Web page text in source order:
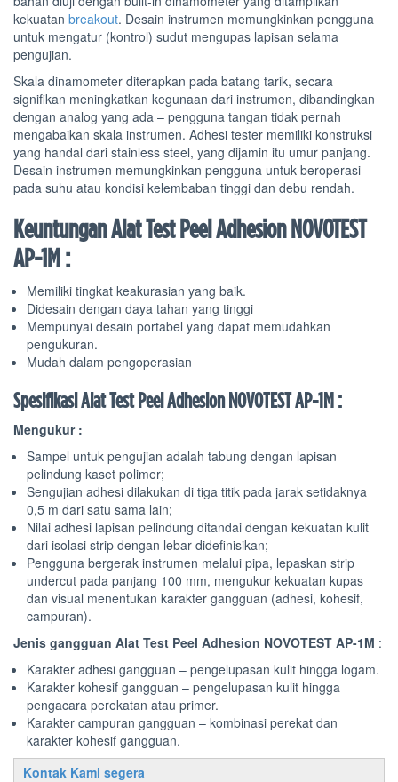
kekuatan breakout. Desain instrumen memungkinkan pengguna
untuk mengatur (kontrol) sudut mengupas lapisan selama
pengujian.
Skala dinamometer diterapkan pada batang tarik, secara
signifikan meningkatkan kegunaan dari instrumen, dibandingkan
dengan analog yang ada – pengguna tangan tidak pernah
mengabaikan skala instrumen. Adhesi tester memiliki konstruksi
yang handal dari stainless steel, yang dijamin itu umur panjang.
Desain instrumen memungkinkan pengguna untuk beroperasi
pada suhu atau kondisi kelembaban tinggi dan debu rendah.
Keuntungan Alat Test Peel Adhesion NOVOTEST
AP-1M :
Memiliki tingkat keakurasian yang baik.
Didesain dengan daya tahan yang tinggi
Mempunyai desain portabel yang dapat memudahkan
pengukuran.
Mudah dalam pengoperasian
Spesifikasi Alat Test Peel Adhesion NOVOTEST AP-1M :
Mengukur :
Sampel untuk pengujian adalah tabung dengan lapisan
pelindung kaset polimer;
Sengujian adhesi dilakukan di tiga titik pada jarak setidaknya
0,5 m dari satu sama lain;
Nilai adhesi lapisan pelindung ditandai dengan kekuatan kulit
dari isolasi strip dengan lebar didefinisikan;
Pengguna bergerak instrumen melalui pipa, lepaskan strip
undercut pada panjang 100 mm, mengukur kekuatan kupas
dan visual menentukan karakter gangguan (adhesi, kohesif,
campuran).
Jenis gangguan Alat Test Peel Adhesion NOVOTEST AP-1M :
Karakter adhesi gangguan – pengelupasan kulit hingga logam.
Karakter kohesif gangguan – pengelupasan kulit hingga
pengacara perekatan atau primer.
Karakter campuran gangguan – kombinasi perekat dan
karakter kohesif gangguan.
Kontak Kami segera